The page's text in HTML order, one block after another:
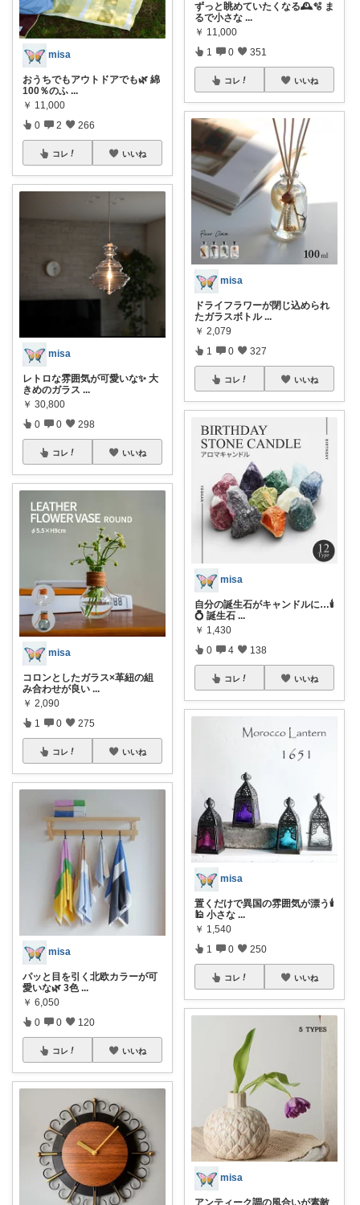
misa
おうちでもアウトドアでも🌿 綿
100％のふ ...
￥ 11,000
0 2 266
コレ いいね
misa
レトロな雰囲気が可愛いな✨ 大
きめのガラス ...
￥ 30,800
0 0 298
コレ いいね
misa
コロンとしたガラス×革紐の組
み合わせが良い ...
￥ 2,090
1 0 275
コレ いいね
misa
パッと目を引く北欧カラーが可
愛いな🌿 3色 ...
￥ 6,050
0 0 120
コレ いいね
ずっと眺めていたくなる🕰️🫧 ま
るで小さな ...
￥ 11,000
1 0 351
コレ いいね
misa
ドライフラワーが閉じ込められ
たガラスボトル ...
￥ 2,079
1 0 327
コレ いいね
misa
自分の誕生石がキャンドルに…🕯️
💍 誕生石 ...
￥ 1,430
0 4 138
コレ いいね
misa
置くだけで異国の雰囲気が漂う🕯️
🕌 小さな ...
￥ 1,540
1 0 250
コレ いいね
misa